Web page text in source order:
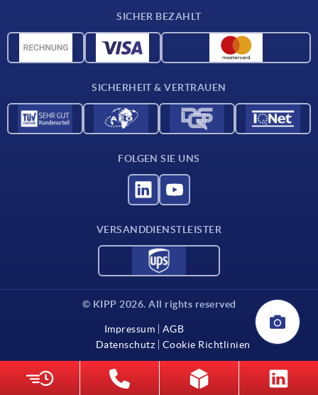
CAD-Daten
SICHER BEZAHLT
SICHERHEIT & VERTRAUEN
FOLGEN SIE UNS
VERSANDDIENSTLEISTER
© KIPP 2026. All rights reserved
Impressum
AGB
Datenschutz
Cookie Richtlinien